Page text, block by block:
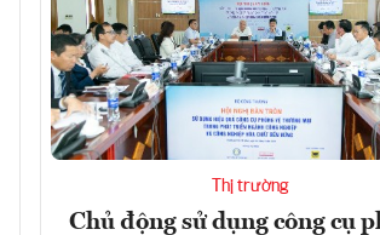
Thị trường
Chủ động sử dụng công cụ